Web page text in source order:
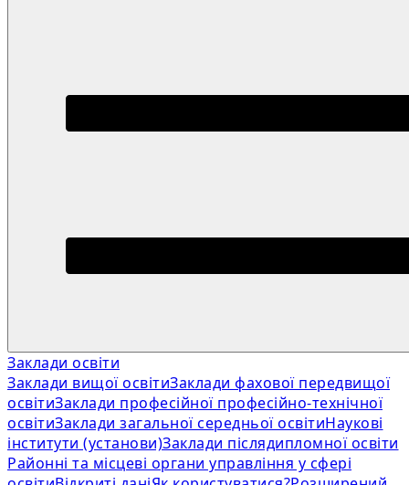
Заклади освіти
Заклади вищої освітиЗаклади фахової передвищої
освітиЗаклади професійної професійно-технічної
освітиЗаклади загальної середньої освітиНаукові
інститути (установи)Заклади післядипломної освіти
Районні та місцеві органи управління у сфері